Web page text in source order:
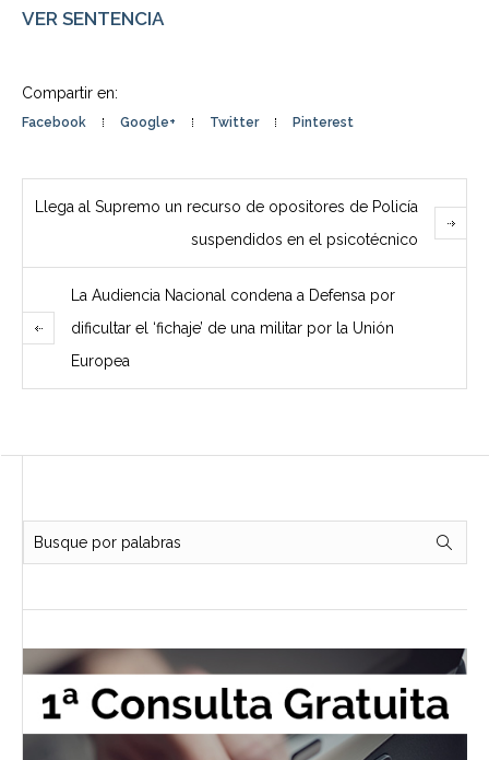
VER SENTENCIA
Compartir en:
Facebook Google+ Twitter Pinterest
Llega al Supremo un recurso de opositores de Policía
suspendidos en el psicotécnico
La Audiencia Nacional condena a Defensa por
dificultar el ‘fichaje’ de una militar por la Unión
Europea